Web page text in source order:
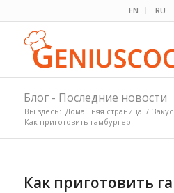
EN RU
Блог - Последние новости
Вы здесь: Домашняя страница /
Как приготовить гамбургер
Как приготовить